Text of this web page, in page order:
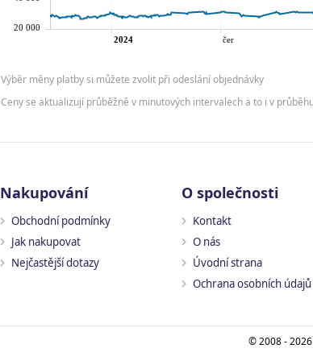
Výběr měny platby si můžete zvolit při odeslání objednávky
Ceny se aktualizují průběžně v minutových intervalech a to i v
Nakupování
Obchodní podmínky
Jak nakupovat
Nejčastější dotazy
O společnosti
Kontakt
O nás
Úvodní strana
Ochrana osobních údajů
© 2008 - 2026